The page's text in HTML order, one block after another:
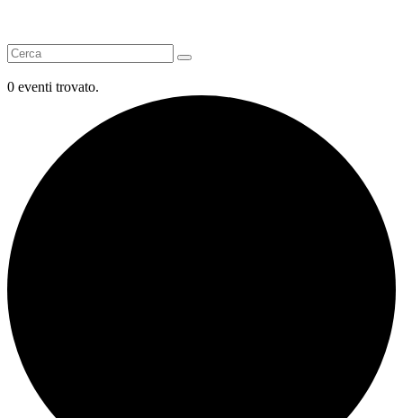
0 eventi trovato.